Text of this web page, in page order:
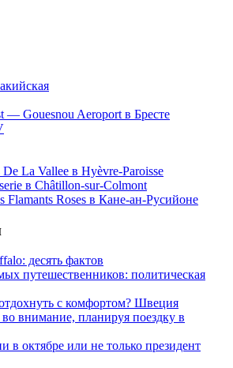
— Gouesnou Aeroport в Бресте
La Vallee в Hyèvre-Paroisse
в Châtillon-sur-Colmont
Flamants Roses в Кане-ан-Русийоне
десять фактов
путешественников: политическая
с комфортом? Швеция
внимание, планируя поездку в
октябре или не только президент